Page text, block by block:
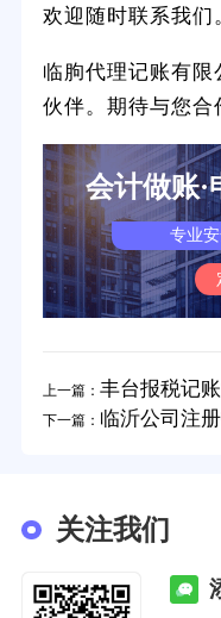
欢迎随时联系我们
临朐代理记账有
伙伴。期待与您合
会计做账·
专业
上一篇： 丰台报税记
下一篇： 临沂公司注
关注我们